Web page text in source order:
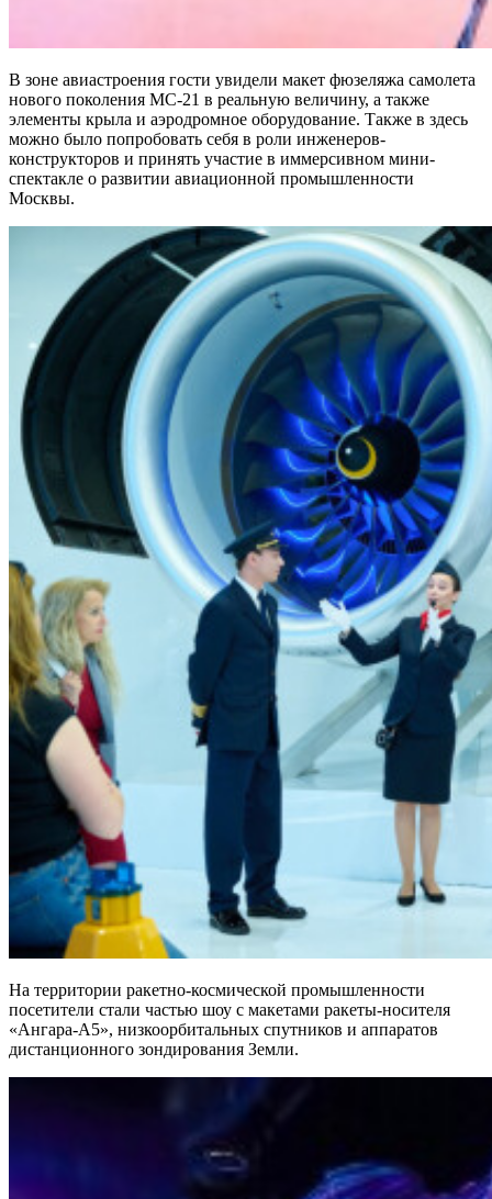
В зоне авиастроения гости увидели макет фюзеляжа самолета
нового поколения МС-21 в реальную величину, а также
элементы крыла и аэродромное оборудование. Также в здесь
можно было попробовать себя в роли инженеров-
конструкторов и принять участие в иммерсивном мини-
спектакле о развитии авиационной промышленности
Москвы.
На территории ракетно-космической промышленности
посетители стали частью шоу с макетами ракеты-носителя
«Ангара-А5», низкоорбитальных спутников и аппаратов
дистанционного зондирования Земли.